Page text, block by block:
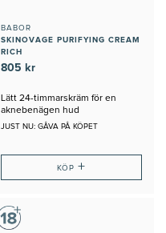
BABOR
SKINOVAGE PURIFYING CREAM
RICH
805 kr
Lätt 24-timmarskräm för en
aknebenägen hud
JUST NU: GÅVA PÅ KÖPET
KÖP +